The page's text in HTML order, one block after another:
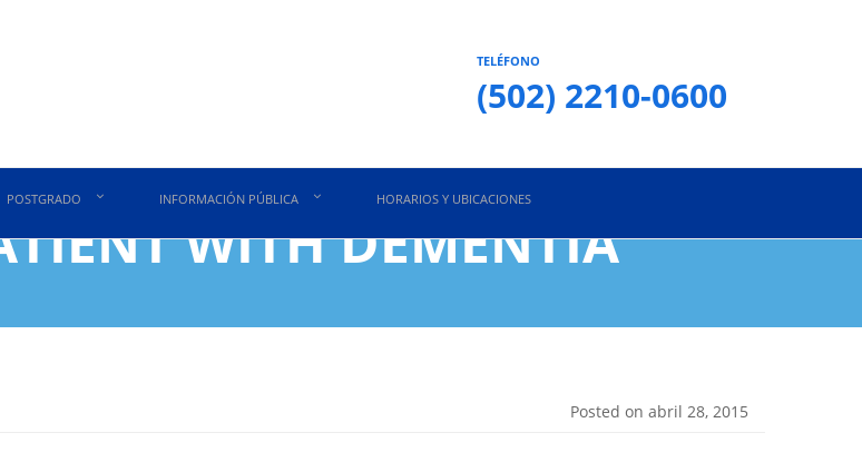
TELÉFONO
(502) 2210-0600
POSTGRADO INFORMACIÓN PÚBLICA HORARIOS Y UBICACIONES
WITH DEMENTIA
Posted on abril 28, 2015